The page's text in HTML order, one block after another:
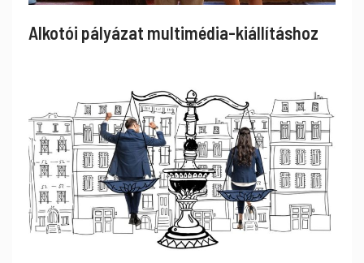
Alkotói pályázat multimédia-kiállításhoz